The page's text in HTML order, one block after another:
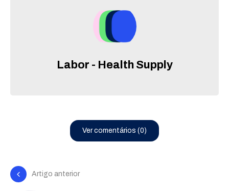
Labor - Health Supply
Ver comentários (0)
Artigo anterior